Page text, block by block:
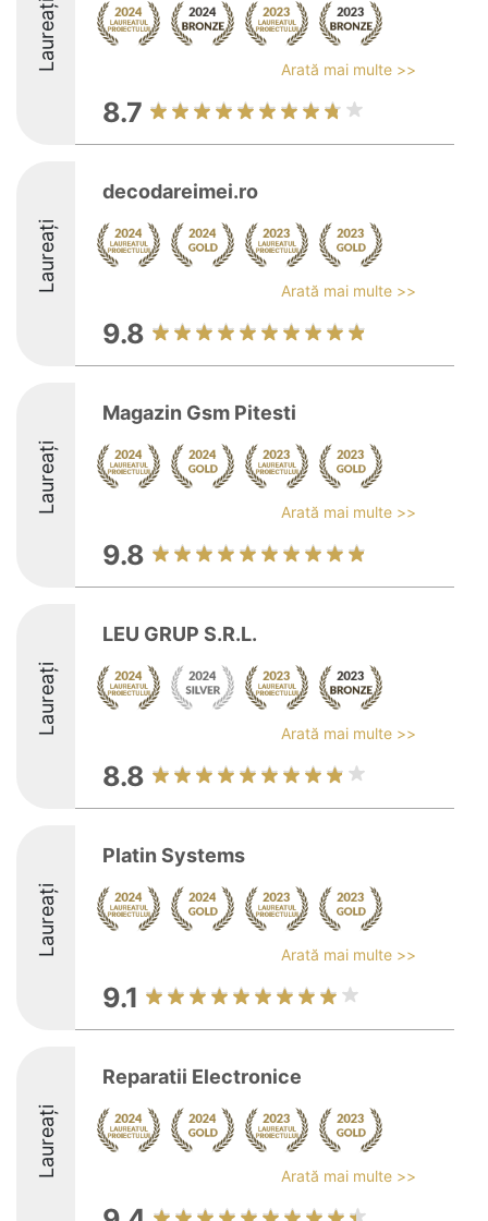
Laureați Arată mai multe >>
8.7
Laureați
decodareimei.ro
Arată mai multe >>
9.8
Laureați
Magazin Gsm Pitesti
Arată mai multe >>
9.8
Laureați
LEU GRUP S.R.L.
Arată mai multe >>
8.8
Laureați
Platin Systems
Arată mai multe >>
9.1
Laureați
Reparatii Electronice
Arată mai multe >>